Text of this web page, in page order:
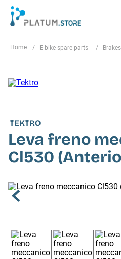
E-bike spare parts Brakes
TEKTRO
Leva freno
Cl530